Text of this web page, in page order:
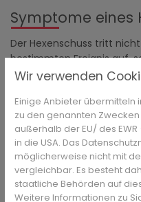
Symptome eines
Der Hexenschuss tritt
bestimmten Ereignis auf,
Tage später, falls es einen
ist Gartenarbeit. Das viele
Haltung, Überstrecken
begünstigt bei manchen
Plötzlich macht sich ein
auf einer Körperhälfte im
Lendenwirbelsäule und
können sich kaum
Wir verwenden
Einige Anbieter übermitteln
zu den genannten
außerhalb der EU/ des
in die USA. Das
möglicherweise nicht mit
vergleichbar. Es besteht
staatliche Behörden auf
Weitere Informationen zu